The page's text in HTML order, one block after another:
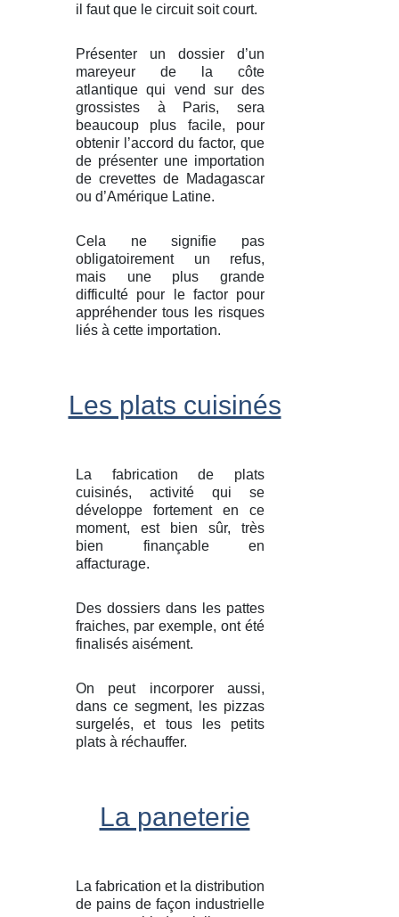
il faut que le circuit soit court.
Présenter un dossier d’un
mareyeur de la côte
atlantique qui vend sur des
grossistes à Paris, sera
beaucoup plus facile, pour
obtenir l’accord du factor, que
de présenter une importation
de crevettes de Madagascar
ou d’Amérique Latine.
Cela ne signifie pas
obligatoirement un refus,
mais une plus grande
difficulté pour le factor pour
appréhender tous les risques
liés à cette importation.
Les plats cuisinés
La fabrication de plats
cuisinés, activité qui se
développe fortement en ce
moment, est bien sûr, très
bien finançable en
affacturage.
Des dossiers dans les pattes
fraiches, par exemple, ont été
finalisés aisément.
On peut incorporer aussi,
dans ce segment, les pizzas
surgelés, et tous les petits
plats à réchauffer.
La paneterie
La fabrication et la distribution
de pains de façon industrielle